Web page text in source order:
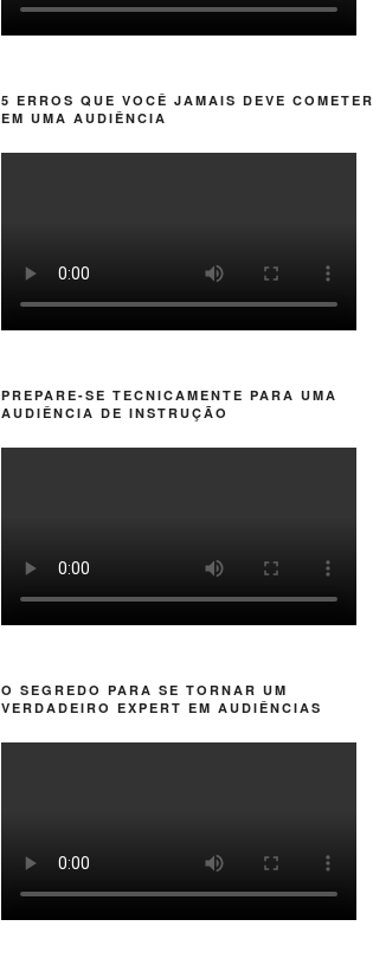
5 ERROS QUE VOCÊ JAMAIS DEVE COMETER
EM UMA AUDIÊNCIA
PREPARE-SE TECNICAMENTE PARA UMA
AUDIÊNCIA DE INSTRUÇÃO
O SEGREDO PARA SE TORNAR UM
VERDADEIRO EXPERT EM AUDIÊNCIAS